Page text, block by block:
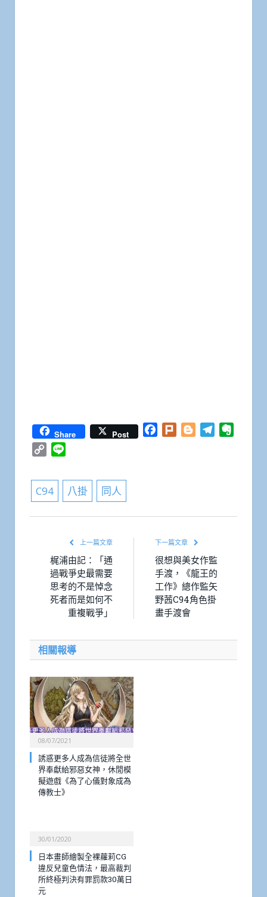
Share Post Facebook
Plurk BloggerTelegram
Copy
C94 八掛 同人
上一篇文章
梶浦由記：「通
過戰爭史最需要
思考的不是悼念
死者而是如何不
重複戰爭」
下一篇文章
很想與美女作監
手渡，《龍王的
工作》總作監矢
野茜C94角色掛
畫手渡會
相關報導
08/07/2021
誘惑更多人成為信徒將全世
界奉獻給邪惡女神，休閒模
擬遊戲《為了心儀對象成為
傳教士》
30/01/2020
日本畫師繪製全裸蘿莉CG
違反兒童色情法，最高裁判
所終極判決有罪罰款30萬日
元